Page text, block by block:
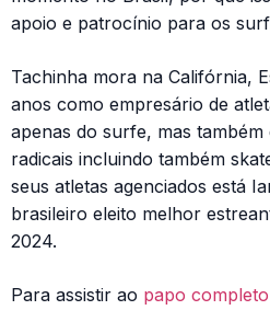
apoio e patrocínio para os
Tachinha mora na Califórnia,
anos como empresário de
apenas do surfe, mas
radicais incluindo também
seus atletas agenciados está
brasileiro eleito melhor
2024.
Para assistir ao papo